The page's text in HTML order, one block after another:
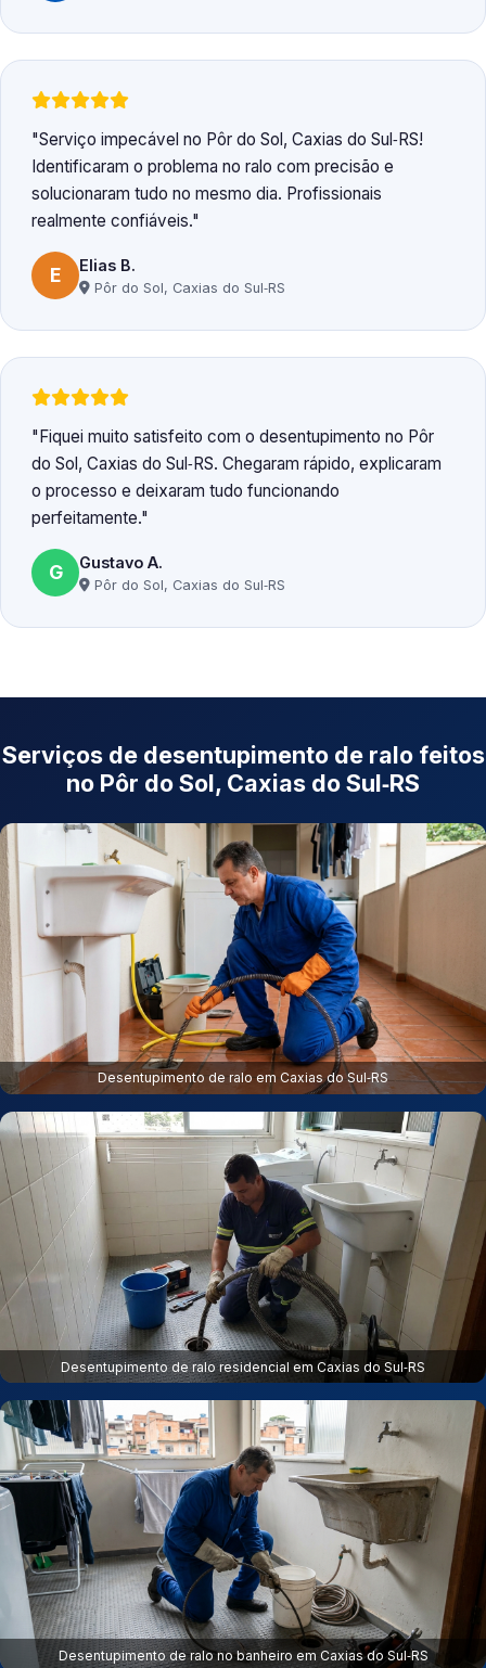
Serviço impecável no Pôr do Sol, Caxias do Sul‑RS!
Identificaram o problema no ralo com precisão e
solucionaram tudo no mesmo dia. Profissionais
realmente confiáveis.
E Elias B.
Pôr do Sol, Caxias do Sul‑RS
Fiquei muito satisfeito com o desentupimento no Pôr
do Sol, Caxias do Sul‑RS. Chegaram rápido, explicaram
o processo e deixaram tudo funcionando
perfeitamente.
G Gustavo A.
Pôr do Sol, Caxias do Sul‑RS
Serviços de desentupimento de ralo feitos
no Pôr do Sol, Caxias do Sul‑RS
Desentupimento de ralo em Caxias do Sul‑RS
Desentupimento de ralo residencial em Caxias do Sul‑RS
Desentupimento de ralo no banheiro em Caxias do Sul‑RS